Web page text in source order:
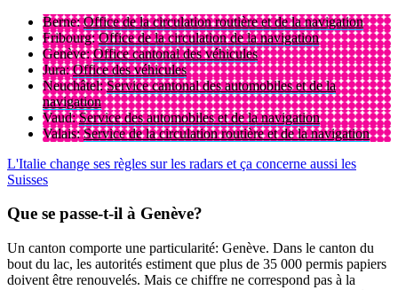
Berne:Office de la circulation routière et de la navigation
Fribourg:Office de la circulation de la navigation
Genève:Office cantonal des véhicules
Jura:Office des véhicules
Neuchâtel:Service cantonal des automobiles et de la
navigation
Vaud:Service des automobiles et de la navigation
Valais:Service de la circulation routière et de la navigation
L'Italie change ses règles sur les radars et ça concerne aussi les
Suisses
Que se passe-t-il à Genève?
Un canton comporte une particularité: Genève. Dans le canton du
bout du lac, les autorités estiment que plus de 35 000 permis papiers
doivent être renouvelés. Mais ce chiffre ne correspond pas à la